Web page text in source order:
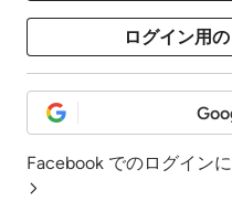
Facebook でのログインに